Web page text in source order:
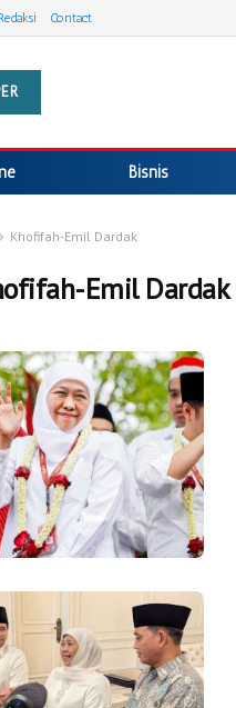
Contact
Bisnis
Khofifah-Emil Dardak
Emil Dardak